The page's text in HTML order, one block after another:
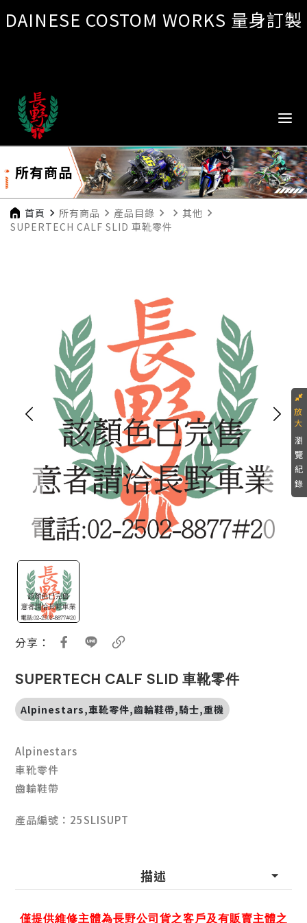
DAINESE COSTOM WORKS 量身訂製
所有商品
首頁 navigate_next 所有商品 navigate_next 產品目錄 navigate_next navigate_next 其他 navigate_next
SUPERTECH CALF SLID 車靴零件
分享：
SUPERTECH CALF SLID 車靴零件
Alpinestars,車靴零件,齒輪鞋帶,騎士,重機
Alpinestars
車靴零件
齒輪鞋帶
產品編號：25SLISUPT
描述
僅提供維修主體為長野公司貨之客戶及有販賣主體之
瀏
覽
紀
錄